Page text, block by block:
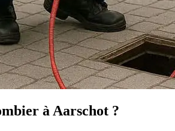
à Aarschot ?